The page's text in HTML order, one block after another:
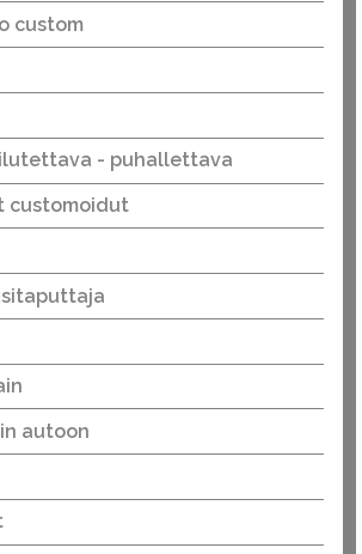
custom
- puhallettava
customoidut
autoon